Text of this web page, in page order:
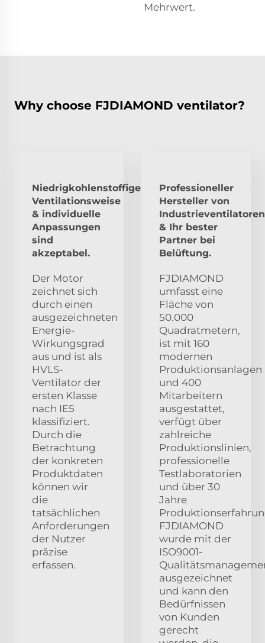
Mehrwert.
Why choose FJDIAMOND ventilator?
Niedrigkohlenstoffige
Ventilationsweise
& individuelle
Anpassungen
sind
akzeptabel.
Der Motor
zeichnet sich
durch einen
ausgezeichneten
Energie-
Wirkungsgrad
aus und ist als
HVLS-
Ventilator der
ersten Klasse
nach IE5
klassifiziert.
Durch die
Betrachtung
der konkreten
Produktdaten
können wir
die
tatsächlichen
Anforderungen
der Nutzer
präzise
erfassen.
Professioneller
Hersteller von
Industrieventilatoren
& Ihr bester
Partner bei
Belüftung.
FJDIAMOND
umfasst eine
Fläche von
50.000
Quadratmetern,
ist mit 160
modernen
Produktionsanlagen
und 400
Mitarbeitern
ausgestattet,
verfügt über
zahlreiche
Produktionslinien,
professionelle
Testlaboratorien
und über 30
Jahre
FJDIAMOND
wurde mit der
ISO9001-
ausgezeichnet
und kann den
Bedürfnissen
von Kunden
gerecht